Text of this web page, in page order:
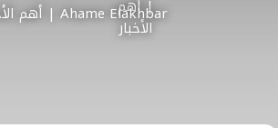
Ahame Elakhbar | أهم الأخبار